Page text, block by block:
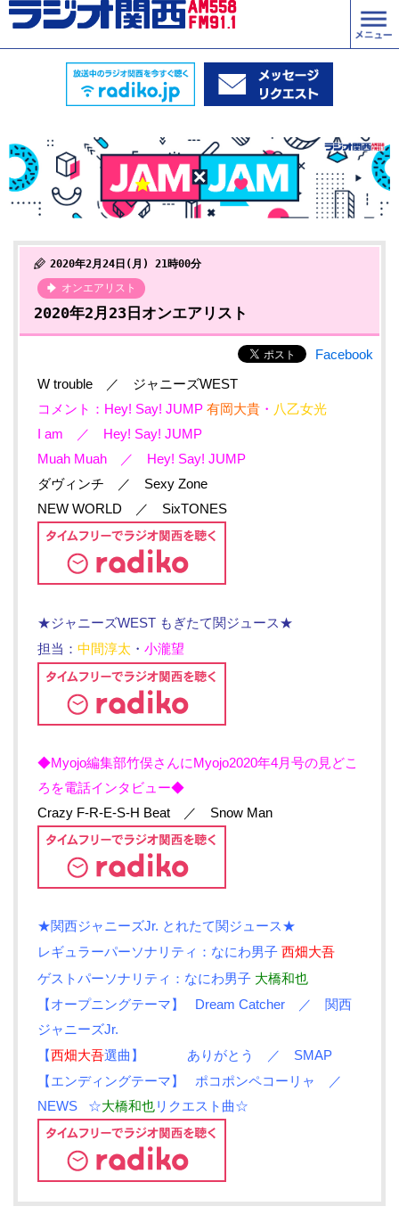
2020年2月24日(月) 21時00分
オンエアリスト
2020年2月23日オンエアリスト
Facebook
W trouble ／ ジャニーズWEST
コメント：Hey! Say! JUMP 有岡大貴 ・ 八乙女光
I am ／ Hey! Say! JUMP
Muah Muah ／ Hey! Say! JUMP
ダヴィンチ ／ Sexy Zone
NEW WORLD ／ SixTONES
★ジャニーズWEST もぎたて関ジュース★
担当： 中間淳太 ・ 小瀧望
◆Myojo編集部竹俣さんにMyojo2020年4月号の見どこ
ろを電話インタビュー◆
Crazy F-R-E-S-H Beat ／ Snow Man
★関西ジャニーズJr. とれたて関ジュース★
レギュラーパーソナリティ：なにわ男子 西畑大吾
ゲストパーソナリティ：なにわ男子 大橋和也
【オープニングテーマ】 Dream Catcher ／ 関西
ジャニーズJr.
【西畑大吾選曲】 ありがとう ／ SMAP
【エンディングテーマ】 ポコポンペコーリャ ／
NEWS ☆大橋和也リクエスト曲☆